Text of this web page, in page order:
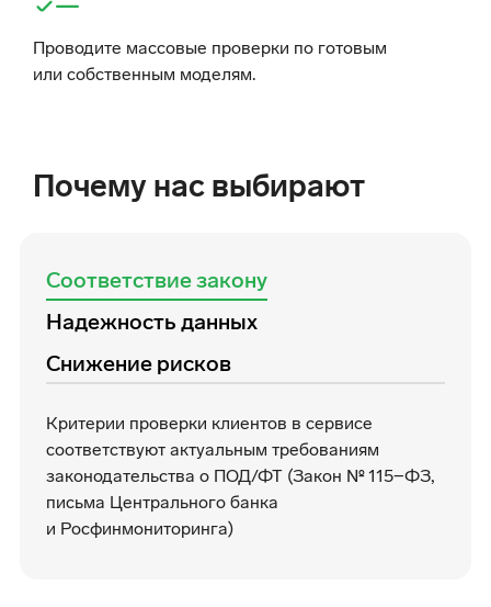
Проводите массовые проверки по готовым
или собственным моделям.
Почему нас выбирают
Соответствие закону
Надежность данных
Снижение рисков
Критерии проверки клиентов в сервисе
соответствуют актуальным требованиям
законодательства о ПОД/ФТ (Закон №115−ФЗ,
письма Центрального банка
и Росфинмониторинга)